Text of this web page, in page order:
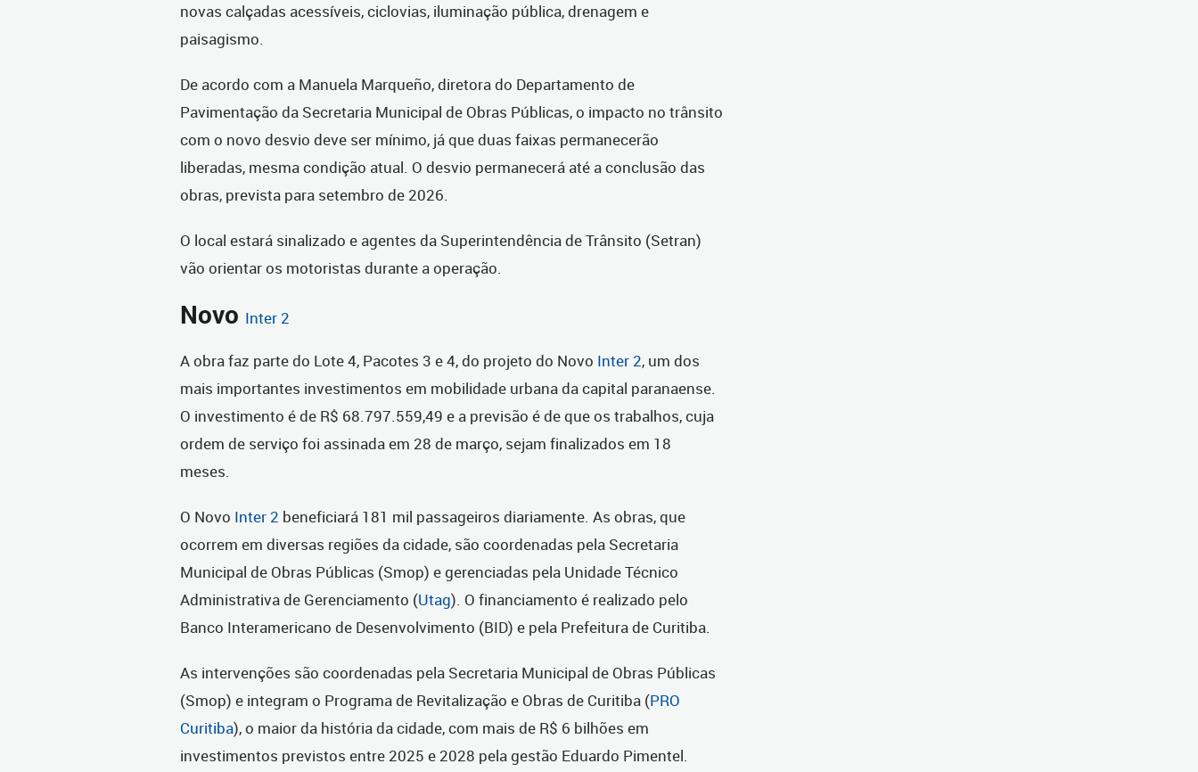
novas calçadas acessíveis, ciclovias, iluminação pública, drenagem e
paisagismo.
De acordo com a Manuela Marqueño, diretora do Departamento de
Pavimentação da Secretaria Municipal de Obras Públicas, o impacto no trânsito
com o novo desvio deve ser mínimo, já que duas faixas permanecerão
liberadas, mesma condição atual. O desvio permanecerá até a conclusão das
obras, prevista para setembro de 2026.
O local estará sinalizado e agentes da Superintendência de Trânsito (Setran)
vão orientar os motoristas durante a operação.
Novo Inter 2
A obra faz parte do Lote 4, Pacotes 3 e 4, do projeto do Novo Inter 2, um dos
mais importantes investimentos em mobilidade urbana da capital paranaense.
O investimento é de R$ 68.797.559,49 e a previsão é de que os trabalhos, cuja
ordem de serviço foi assinada em 28 de março, sejam finalizados em 18
meses.
O Novo Inter 2 beneficiará 181 mil passageiros diariamente. As obras, que
ocorrem em diversas regiões da cidade, são coordenadas pela Secretaria
Municipal de Obras Públicas (Smop) e gerenciadas pela Unidade Técnico
Administrativa de Gerenciamento (Utag). O financiamento é realizado pelo
Banco Interamericano de Desenvolvimento (BID) e pela Prefeitura de Curitiba.
As intervenções são coordenadas pela Secretaria Municipal de Obras Públicas
(Smop) e integram o Programa de Revitalização e Obras de Curitiba (PRO
Curitiba), o maior da história da cidade, com mais de R$ 6 bilhões em
investimentos previstos entre 2025 e 2028 pela gestão Eduardo Pimentel.